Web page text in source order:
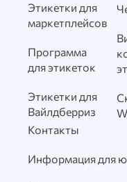
Этикетки для
маркетплейсов
Программа
для этикеток
Этикетки для
Вайлдберриз
Контакты
Информация для